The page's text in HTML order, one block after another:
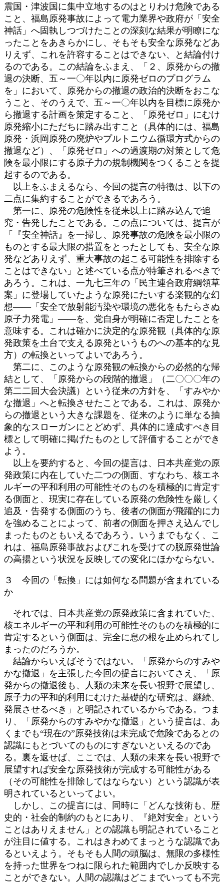
震国・津波国に集中立地するのはとりわけ危険である
こと、福島原発事故によって電力業界や政府が「安全
神話」へ固執しつづけたことの深刻な結果が明瞭にな
ったことをあきらかにし、そもそも安全な原発などあ
りえず、これを許容することはできない、と結論付け
るのである。この結論をふまえ、「２、原発からの撤
退の決断、五～一〇年以内に原発ゼロのプログラム
を」において、原発からの撤退の政治的決断をおこな
うこと、そのうえで、五～一〇年以内を目標に原発か
ら撤退する計画を策定すること、「原発ゼロ」にむけ
原発縮小にただちに踏み出すこと（具体的には、福島
原発・浜岡原発の廃炉やプルトニウム循環方式からの
撤退など）、「原発ゼロ」への過渡期の対策として危
険を最小限にする原子力の規制機関をつくることを提
起するのである。
以上をふまえるなら、今回の提言の特徴は、以下の
二点に集約することができるであろう。
第一に、原発の危険性を従来以上に踏み込んで追
究・告発したことである。この点については、提言が
「『安全神話』を一掃し、原発事故の危険を最小限の
ものとする最大限の措置をとったとしても、安全な原
発などありえず、重大事故の起こる可能性を排除する
ことはできない」と述べている点が特筆されるべきで
あろう。これは、一九七三年の「民主連合政府綱領草
案」に登場していたような原発にたいする楽観的な幻
想――「安全で放射能汚染や環境の悪化をもたらさぬ
原子力発電」――を、党自身が明確に否定したことを
意味する。これは確かに決定的な原発観（具体的な原
発政策を土台で支える原発というものへの基本的な見
方）の転換といってよいであろう。
第二に、このような原発観の転換からの必然的な帰
結として、「原発からの段階的撤退」（二〇〇〇年の
第二二回大会決議）という従来の方針を、「すみやか
な撤退」へと転換させたことである。これは、原発か
らの撤退という大きな課題を、従来のように単なる抽
象的なスローガンにとどめず、具体的に達成すべき目
標として明確に掲げたものとして評価することができ
よう。
以上を要約すると、今回の提言は、日本共産党の原
発政策に内在していた二つの側面、すなわち、核エネ
ルギーの平和利用の可能性そのものを積極的に肯定す
る側面と、現実に存在している原発の危険性を厳しく
追及・告発する側面のうち、後者の側面が飛躍的に力
を強めることによって、前者の側面を押さえ込んでし
まったものともいえるであろう。いうまでもなく、こ
れは、福島原発事故およびこれを受けての脱原発世論
の高揚という状況を反映しての変化にほかならない。
３ 今回の「転換」には如何なる問題が含まれている
か
それでは、日本共産党の原発政策に含まれていた、
核エネルギーの平和利用の可能性そのものを積極的に
肯定するという側面は、完全に息の根を止められてし
まったのだろうか。
結論からいえばそうではない。「原発からのすみや
かな撤退」を主張した今回の提言においてさえ、「原
発からの撤退後も、人類の未来を長い視野で展望し、
原子力の平和的利用にむけた基礎的な研究は、継続、
発展させるべき」と明記されているからである。つま
り、「原発からのすみやかな撤退」という提言は、あ
くまでも“現在の”原発技術は未完成で危険であるとの
認識にもとづいてのものにすぎないといえるのであ
る。裏を返せば、ここでは、人類の未来を長い視野で
展望すれば安全な原発技術が完成する可能性がある
（その可能性を排除してはならない）という認識が表
明されているといってよい。
しかし、この提言には、同時に「どんな技術も、歴
史的・社会的制約のもとにあり、『絶対安全』という
ことはありえません」との認識も明記されていること
が注目に値する。これはきわめてまっとうな認識であ
るといえよう。そもそも人間の頭脳は、無限の多様性
を持った世界をつねに限られた範囲内でしか反映する
ことができない。人間の認識はどこまでいっても不完